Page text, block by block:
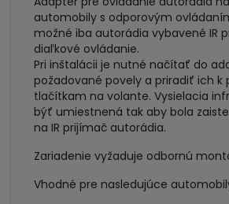
automobily s odporovým
možné iba autorádia vybavené IR
diaľkové ovládanie.
Pri inštalácii je nutné načítať do
požadované povely a priradiť ich k
tlačítkam na volante. Vysielacia
býť umiestnená tak aby bola
na IR prijímač autorádia.
Zariadenie vyžaduje odbornú
Vhodné pre nasledujúce